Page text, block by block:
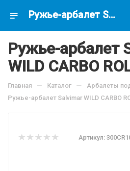
Ружье-арбалет Salvimar WILD CARBO ROLLER 105, по цене 29990 руб, купить в интернет-магазине подводной охоты Водолаз.РФ в Москве. -
Ружье-арбалет
WILD CARBO
Главная — Каталог — Арбалеты
Ружье-арбалет Salvimar WILD CARBO
Артикул: